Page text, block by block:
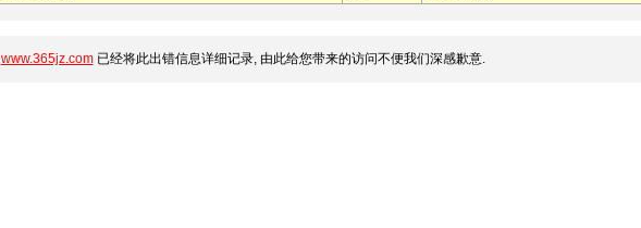
www.365jz.com已经将此出错信息详细记录, 由此给您带来的访问不便我们深感歉意.